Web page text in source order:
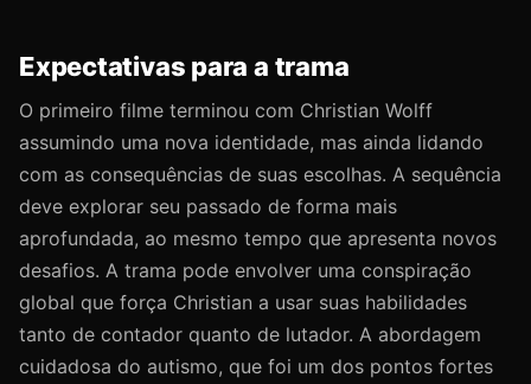
Expectativas para a trama
O primeiro filme terminou com Christian Wolff
assumindo uma nova identidade, mas ainda lidando
com as consequências de suas escolhas. A sequência
deve explorar seu passado de forma mais
aprofundada, ao mesmo tempo que apresenta novos
desafios. A trama pode envolver uma conspiração
global que força Christian a usar suas habilidades
tanto de contador quanto de lutador. A abordagem
cuidadosa do autismo, que foi um dos pontos fortes